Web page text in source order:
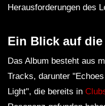
Herausforderungen des
Ein Blick auf die
Das Album besteht aus
Tracks, darunter
Light", die bereits in